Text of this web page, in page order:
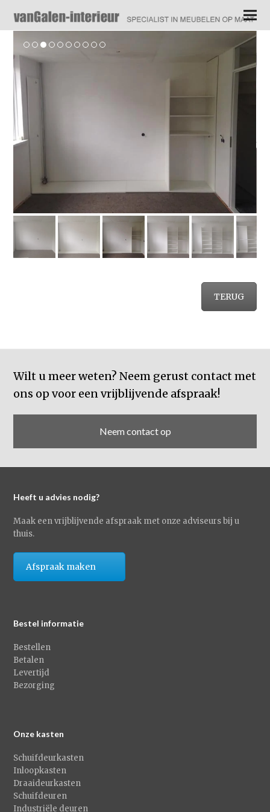
TERUG
Wilt u meer weten? Neem gerust contact met
ons op voor een vrijblijvende afspraak!
Neem contact op
Heeft u advies nodig?
Maak een vrijblijvende afspraak met onze adviseurs bij u
thuis.
Afspraak maken
Bestel informatie
Bestellen
Betalen
Levertijd
Bezorging
Onze kasten
Schuifdeurkasten
Inloopkasten
Draaideurkasten
Schuifdeuren
Industriële deuren